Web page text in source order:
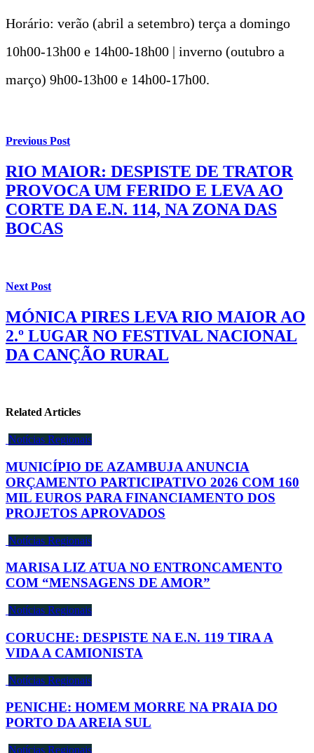
Horário: verão (abril a setembro) terça a domingo
10h00-13h00 e 14h00-18h00 | inverno (outubro a
março) 9h00-13h00 e 14h00-17h00.
Previous Post
RIO MAIOR: DESPISTE DE TRATOR
PROVOCA UM FERIDO E LEVA AO
CORTE DA E.N. 114, NA ZONA DAS
BOCAS
Next Post
MÓNICA PIRES LEVA RIO MAIOR AO
2.º LUGAR NO FESTIVAL NACIONAL
DA CANÇÃO RURAL
Related Articles
Notícias Regionais
MUNICÍPIO DE AZAMBUJA ANUNCIA
ORÇAMENTO PARTICIPATIVO 2026 COM 160
MIL EUROS PARA FINANCIAMENTO DOS
PROJETOS APROVADOS
Notícias Regionais
MARISA LIZ ATUA NO ENTRONCAMENTO
COM “MENSAGENS DE AMOR”
Notícias Regionais
CORUCHE: DESPISTE NA E.N. 119 TIRA A
VIDA A CAMIONISTA
Notícias Regionais
PENICHE: HOMEM MORRE NA PRAIA DO
PORTO DA AREIA SUL
Notícias Regionais